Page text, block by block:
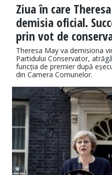
Ziua în care
demisia oficial.
prin vot de
Theresa May va demisiona
Partidului Conservator,
funcția de premier după
din Camera Comunelor.